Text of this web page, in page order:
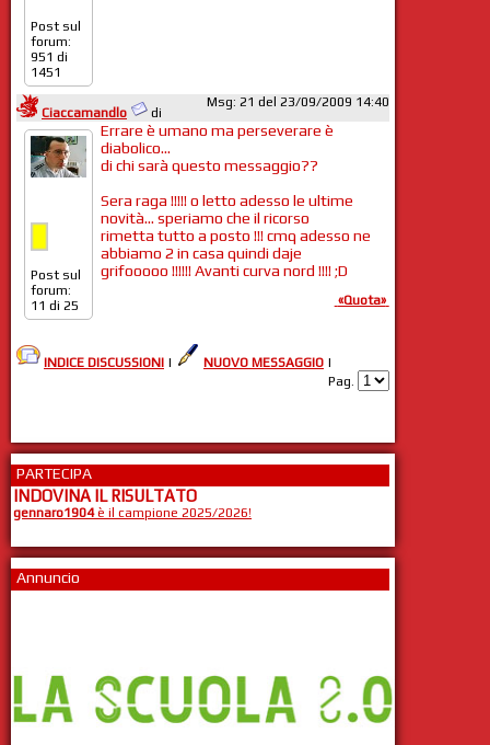
Post sul
forum:
951 di
1451
Ciaccamandlo di
Msg: 21 del 23/09/2009 14:40
Post sul
forum:
11 di 25
Errare è umano ma perseverare è
diabolico...
di chi sarà questo messaggio??
Sera raga !!!!! o letto adesso le ultime
novità... speriamo che il ricorso
rimetta tutto a posto !!! cmq adesso ne
abbiamo 2 in casa quindi daje
grifooooo !!!!!! Avanti curva nord !!!! ;D
«Quota»
INDICE DISCUSSIONI | NUOVO MESSAGGIO |
Pag.
PARTECIPA
INDOVINA IL RISULTATO
gennaro1904è il campione 2025/2026!
Annuncio